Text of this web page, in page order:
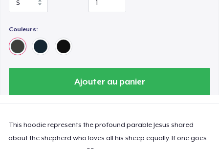
Couleurs:
Ajouter au panier
This hoodie represents the profound parable Jesus shared
about the shepherd who loves all his sheep equally. If one goes